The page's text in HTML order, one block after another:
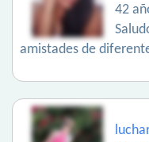
42
amistades de